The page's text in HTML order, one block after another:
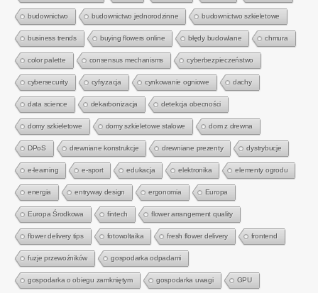
budownictwo budownictwo jednorodzinne budownictwo szkieletowe
business trends buying flowers online błędy budowlane chmura
color palette consensus mechanisms cyberbezpieczeństwo
cybersecurity cyfryzacja cynkowanie ogniowe dachy
data science dekarbonizacja detekcja obecności
domy szkieletowe domy szkieletowe stalowe dom z drewna
DPoS drewniane konstrukcje drewniane prezenty dystrybucje
e-learning e-sport edukacja elektronika elementy ogrodu
energia entryway design ergonomia Europa
Europa Środkowa fintech flower arrangement quality
flower delivery tips fotowoltaika fresh flower delivery frontend
fuzje przewoźników gospodarka odpadami
gospodarka o obiegu zamkniętym gospodarka uwagi GPU